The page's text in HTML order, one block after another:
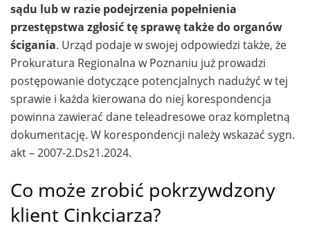
sądu lub w razie podejrzenia popełnienia
przestępstwa zgłosić tę sprawę także do organów
ścigania. Urząd podaje w swojej odpowiedzi także, że
Prokuratura Regionalna w Poznaniu już prowadzi
postępowanie dotyczące potencjalnych nadużyć w tej
sprawie i każda kierowana do niej korespondencja
powinna zawierać dane teleadresowe oraz kompletną
dokumentację. W korespondencji należy wskazać sygn.
akt – 2007-2.Ds21.2024.
Co może zrobić pokrzywdzony
klient Cinkciarza?